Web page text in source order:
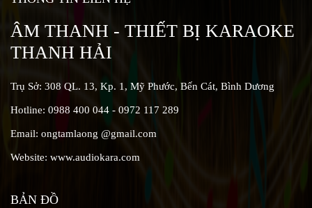
ÂM THANH - THIẾT BỊ KARAOKE
THANH HẢI
Trụ Sở: 308 QL. 13, Kp. 1, Mỹ Phước, Bến Cát, Bình Dương
Hotline: 0988 400 044 - 0972 117 289
Email: ongtamlaong @gmail.com
Website: www.audiokara.com
BẢN ĐỒ